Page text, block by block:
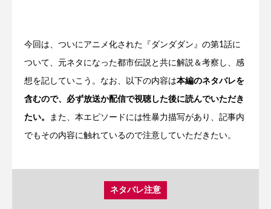
今回は、ついにアニメ化された『ダンダダン』の第1話に
ついて、元ネタになった都市伝説と共に解説＆考察し、感
想を記していこう。なお、以下の内容は本編のネタバレを
含むので、必ず放送か配信で視聴した後に読んでいただき
たい。 また、本エピソードには性暴力描写があり、記事内
でもその内容に触れているので注意していただきたい。
ネタバレ注意